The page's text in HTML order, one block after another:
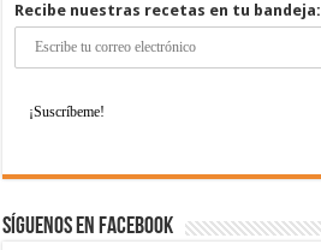
Recibe nuestras recetas en tu bandeja:
Síguenos en Facebook